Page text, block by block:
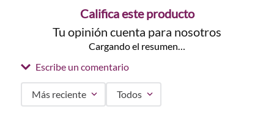
Califica este producto
Tu opinión cuenta para nosotros
Cargando el resumen…
Escribe un comentario
Más reciente Todos